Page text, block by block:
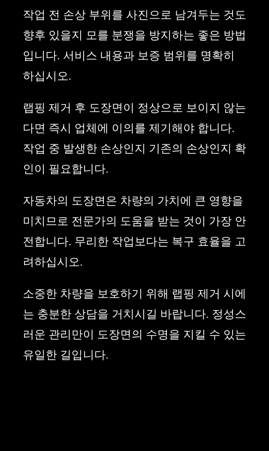
작업 전 손상 부위를 사진으로 남겨두는 것도
향후 있을지 모를 분쟁을 방지하는 좋은 방법
입니다. 서비스 내용과 보증 범위를 명확히
하십시오.
랩핑 제거 후 도장면이 정상으로 보이지 않는
다면 즉시 업체에 이의를 제기해야 합니다.
작업 중 발생한 손상인지 기존의 손상인지 확
인이 필요합니다.
자동차의 도장면은 차량의 가치에 큰 영향을
미치므로 전문가의 도움을 받는 것이 가장 안
전합니다. 무리한 작업보다는 복구 효율을 고
려하십시오.
소중한 차량을 보호하기 위해 랩핑 제거 시에
는 충분한 상담을 거치시길 바랍니다. 정성스
러운 관리만이 도장면의 수명을 지킬 수 있는
유일한 길입니다.